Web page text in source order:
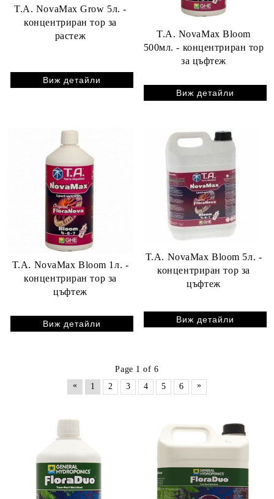
T.A. NovaMax Grow 5л. -
концентриран тор за
растеж
Виж детайли
T.A. NovaMax Bloom
500мл. - концентриран тор
за цъфтеж
Виж детайли
T.A. NovaMax Bloom 1л. -
концентриран тор за
цъфтеж
Виж детайли
T.A. NovaMax Bloom 5л. -
концентриран тор за
цъфтеж
Виж детайли
Page 1 of 6
«
1 2 3 4 5 6 »